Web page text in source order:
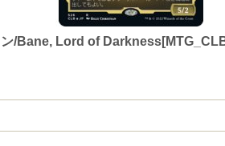
/Bane, Lord of